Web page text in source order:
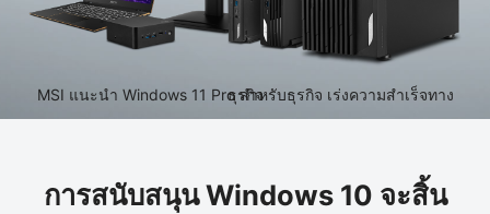
MSI แนะนำ Windows 11 Pro สำหรับธุรกิจ เร่งความสำเร็จทางธุรกิจ
การสนับสนุน Windows 10 จะสิ้น